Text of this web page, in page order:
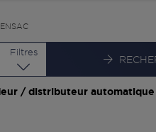
Filtres
/ distributeur